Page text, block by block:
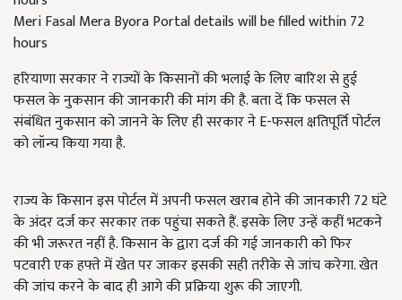
Meri Fasal Mera Byora Portal details will be filled within 72
hours
हरियाणा सरकार ने राज्यों के किसानों की भलाई के लिए बारिश से हुई
फसल के नुकसान की जानकारी की मांग की है. बता दें कि फसल से
संबंधित नुकसान को जानने के लिए ही सरकार ने E-फसल क्षतिपूर्ति पोर्टल
को लॉन्च किया गया है.
राज्य के किसान इस पोर्टल में अपनी फसल खराब होने की जानकारी 72 घंटे
के अंदर दर्ज कर सरकार तक पहुंचा सकते हैं. इसके लिए उन्हें कहीं भटकने
की भी जरूरत नहीं है. किसान के द्वारा दर्ज की गई जानकारी को फिर
पटवारी एक हफ्ते में खेत पर जाकर इसकी सही तरीके से जांच करेगा. खेत
की जांच करने के बाद ही आगे की प्रक्रिया शुरू की जाएगी.